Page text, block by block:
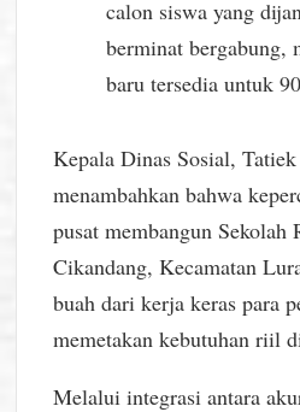
calon siswa yang
berminat bergabung,
baru tersedia untuk
Kepala Dinas Sosial,
menambahkan bahwa
pusat membangun Sekolah
Cikandang, Kecamatan
buah dari kerja keras para
memetakan kebutuhan riil
Melalui integrasi antara